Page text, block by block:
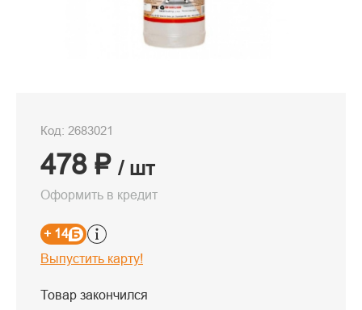
Код: 2683021
478 ₽ / шт
Оформить в кредит
+ 14
Выпустить карту!
Товар закончился